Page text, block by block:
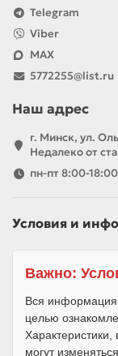
Telegram
Viber
MAX
5772255@list.ru
Наш адрес
г. Минск, ул.
Недалеко от
пн-пт 8:00-
Условия и
Важно:
Вся
целью
могут